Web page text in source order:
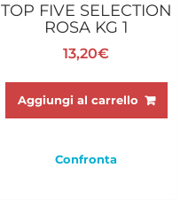
TOP FIVE SELECTION
ROSA KG 1
13,20€
Aggiungi al carrello
Confronta